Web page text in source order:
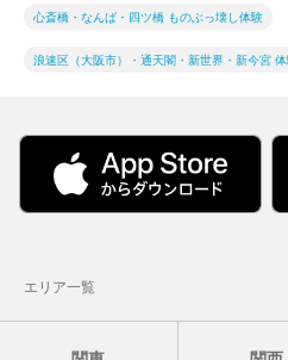
心斎橋・なんば・四ツ橋 ものぶっ壊し体験
浪速区（大阪市）・通天閣・新世界・新今宮
エリア一覧